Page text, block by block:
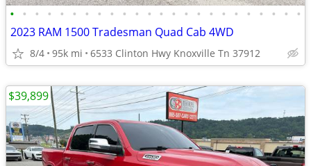
• • • • • • • • • • • • • • • • • • • • • • • •
2023 RAM 1500 Tradesman Quad Cab 4WD
8/4 95k mi 6533 Clinton Hwy Knoxville Tn 37912
$39,899